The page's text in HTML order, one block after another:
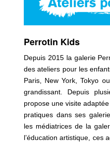
Perrotin Kids
Depuis 2015 la galerie
des ateliers pour les
Paris, New York, Tokyo
grandissant. Depuis
propose une visite
pratiques dans ses
les médiatrices de la
l’éducation artistique, ces